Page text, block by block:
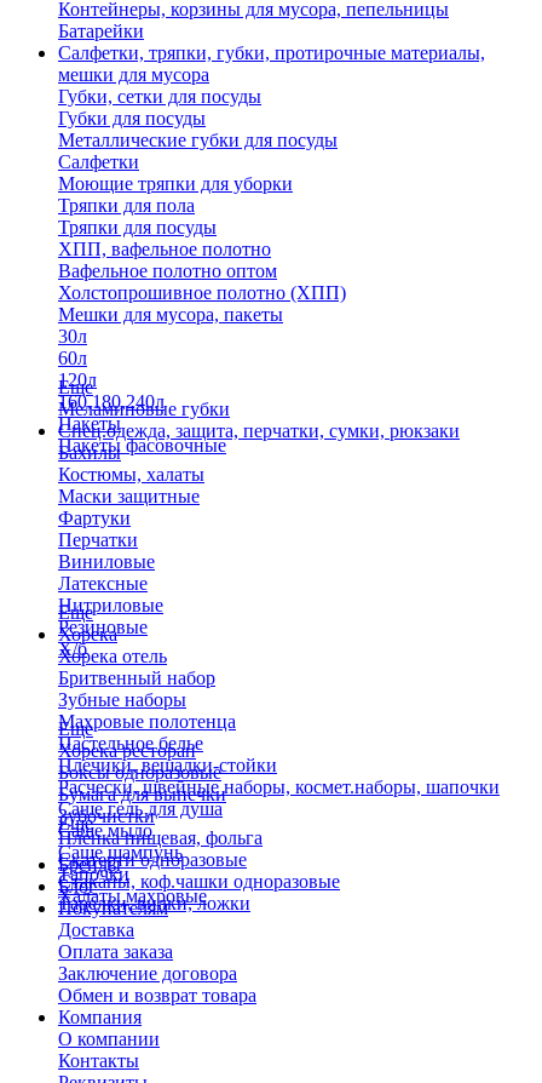
Контейнеры, корзины для мусора, пепельницы
Батарейки
Салфетки, тряпки, губки, протирочные материалы,
мешки для мусора
Губки, сетки для посуды
Губки для посуды
Металлические губки для посуды
Салфетки
Моющие тряпки для уборки
Тряпки для пола
Тряпки для посуды
ХПП, вафельное полотно
Вафельное полотно оптом
Холстопрошивное полотно (ХПП)
Мешки для мусора, пакеты
30л
60л
120л
160,180,240л
Пакеты
Пакеты фасовочные
Еще
Меламиновые губки
Спец.одежда, защита, перчатки, сумки, рюкзаки
Бахилы
Костюмы, халаты
Маски защитные
Фартуки
Перчатки
Виниловые
Латексные
Нитриловые
Резиновые
Х/б
Еще
Хорека
Хорека отель
Бритвенный набор
Зубные наборы
Махровые полотенца
Пастельное белье
Плечики, вешалки-стойки
Расчески, швейные наборы, космет.наборы, шапочки
Саше гель для душа
Саше мыло
Саше шампунь
Тапочки
Халаты махровые
Еще
Хорека ресторан
Боксы одноразовые
Бумага для выпечки
Зубочистки
Пленка пищевая, фольга
Скатерти одноразовые
Стаканы, коф.чашки одноразовые
Тарелки, вилки, ложки
Еще
Бренды
Блог
Покупателям
Доставка
Оплата заказа
Заключение договора
Обмен и возврат товара
Компания
О компании
Контакты